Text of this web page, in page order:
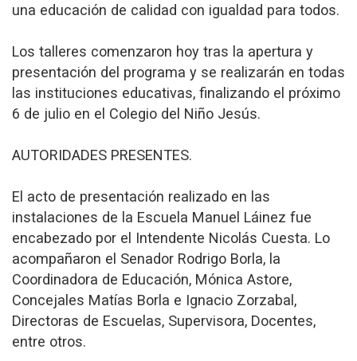
una educación de calidad con igualdad para todos.
Los talleres comenzaron hoy tras la apertura y
presentación del programa y se realizarán en todas
las instituciones educativas, finalizando el próximo
6 de julio en el Colegio del Niño Jesús.
AUTORIDADES PRESENTES.
El acto de presentación realizado en las
instalaciones de la Escuela Manuel Láinez fue
encabezado por el Intendente Nicolás Cuesta. Lo
acompañaron el Senador Rodrigo Borla, la
Coordinadora de Educación, Mónica Astore,
Concejales Matías Borla e Ignacio Zorzabal,
Directoras de Escuelas, Supervisora, Docentes,
entre otros.